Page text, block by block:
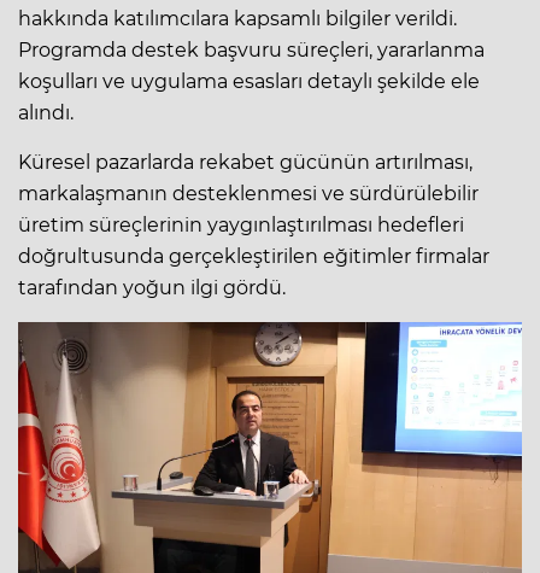
hakkında katılımcılara kapsamlı bilgiler verildi.
Programda destek başvuru süreçleri, yararlanma
koşulları ve uygulama esasları detaylı şekilde ele
alındı.
Küresel pazarlarda rekabet gücünün artırılması,
markalaşmanın desteklenmesi ve sürdürülebilir
üretim süreçlerinin yaygınlaştırılması hedefleri
doğrultusunda gerçekleştirilen eğitimler firmalar
tarafından yoğun ilgi gördü.